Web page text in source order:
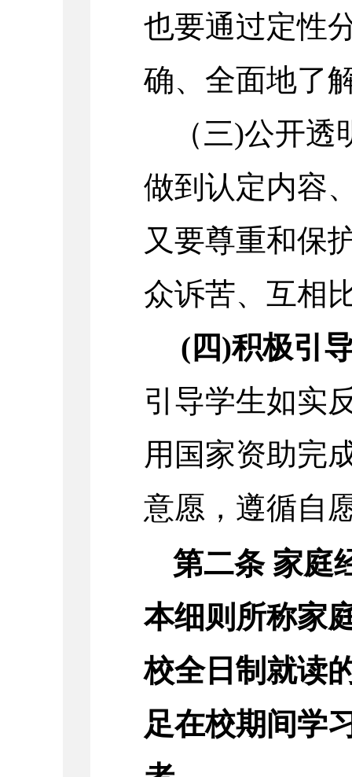
也要通过定性
确、全面地了
（三)公开
做到认定内容
又要尊重和保
众诉苦、互相
(四)积极引
引导学生如实
用国家资助完
意愿，遵循自
第二条 家庭
本细则所称家
校全日制就读
足在校期间学